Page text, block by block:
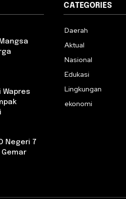
Wapres
Negeri 7
Gemar
CATEGORIES
Daerah
Aktual
Nasional
Edukasi
Lingkungan
ekonomi